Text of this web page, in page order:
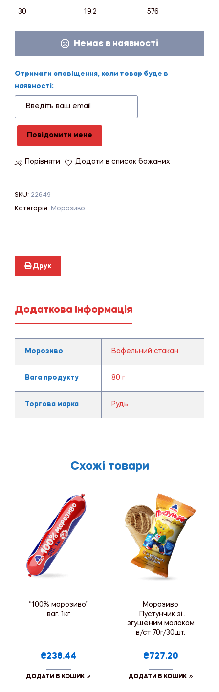
30 19.2 576
Немає в наявності
Отримати сповіщення, коли товар буде в
наявності:
Повідомити мене
Порівняти Додати в список бажаних
SKU: 22649
Категорія: Морозиво
Друк
Додаткова Інформація
Морозиво Вафельний стакан
Вага продукту 80 г
Торгова марка Рудь
Схожі товари
“100% морозиво”
ваг. 1кг
₴238.44
ДОДАТИ В КОШИК
Морозиво
Пустунчик зі
згущеним молоком
в/ст 70г/30шт.
₴727.20
ДОДАТИ В КОШИК